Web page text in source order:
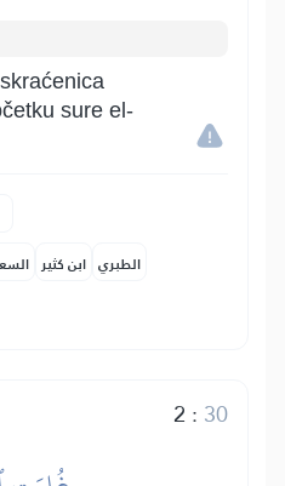
sure el-
ابن كثير الطبري
2 : 30